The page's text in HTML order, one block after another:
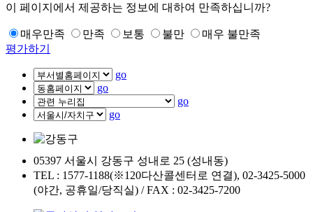
이 페이지에서 제공하는 정보에 대하여 만족하십니까?
매우만족 만족 보통 불만
매우 불만족
평가하기
go
go
go
go
05397 서울시 강동구 성내로 25 (성내동)
TEL : 1577-1188(※120다산콜센터로 연결), 02-3425-5000
(야간, 공휴일/당직실) / FAX : 02-3425-7200